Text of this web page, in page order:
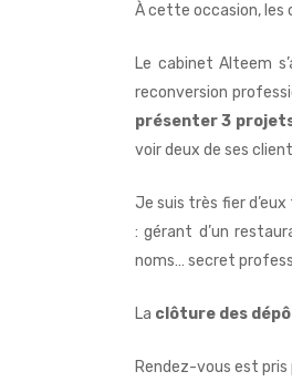
À cette occasion, les
Le cabinet Alteem
reconversion
présenter 3
voir deux de ses
Je suis très fier
: gérant d’un
noms… secret
La clôture des
Rendez-vous est pris